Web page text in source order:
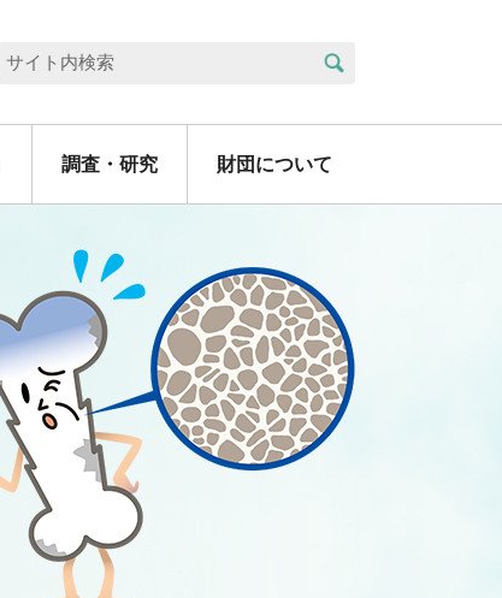
サイト内検索
調査・研究 財団について